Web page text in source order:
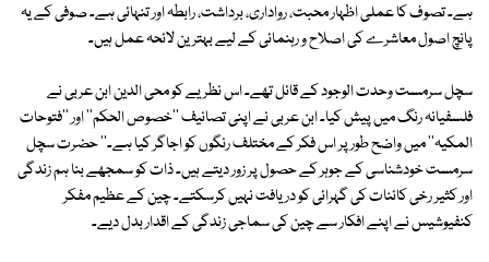
ہے۔ تصوف کا عملی اظہار محبت، رواداری، برداشت، رابطہ اور تنہائی ہے۔ صوفی کے یہ
پانچ اصول معاشرے کی اصلاح و رہنمائی کے لیے بہترین لائحہ عمل ہیں۔
سچل سرمست وحدت الوجود کے قائل تھے۔ اس نظریے کو محی الدین ابن عربی نے
فلسفیانہ رنگ میں پیش کیا۔ ابن عربی نے اپنی تصانیف ''خصوص الحکم'' اور ''فتوحات
المکیہ'' میں واضح طور پر اس فکر کے مختلف رنگوں کو اجاگر کیا ہے۔'' حضرت سچل
سرمست خودشناسی کے جوہر کے حصول پر زور دیتے ہیں۔ ذات کو سمجھے بنا ہم زندگی
اور کثیر رخی کائنات کی گہرائی کو دریافت نہیں کرسکتے۔ چین کے عظیم مفکر
کنفیوشیس نے اپنے افکار سے چین کی سماجی زندگی کے اقدار بدل دیے۔